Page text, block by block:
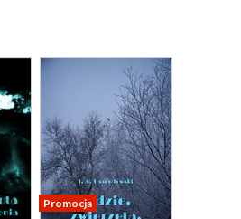
Promocja